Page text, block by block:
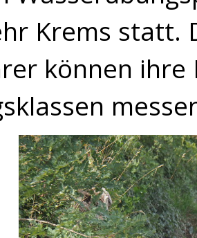
Krems statt.
können